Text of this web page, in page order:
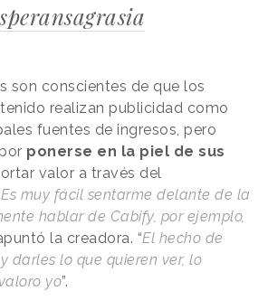
son conscientes de que los
realizan publicidad como
fuentes de ingresos, pero
ponerse en la piel de sus
valor a través del
Es muy fácil sentarme delante de la
hablar de Cabify, por ejemplo,
la creadora. “El hecho de
darles lo que quieren ver, lo
yo”.